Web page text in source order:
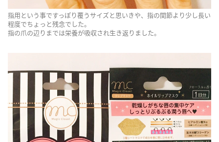
指用という事ですっぽり覆うサイズと思いきや、指の関節より少し長い
程度でちょっと残念でした。
指の爪の辺りまでは栄養が吸収され生き返りました。